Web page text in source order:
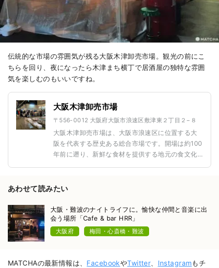
伝統的な市場の雰囲気が残る大阪木津卸売市場。観光の前にこ
ちらを回り、夜になったら木津まち横丁で居酒屋の独特な雰囲
気を楽しむのもいいですね。
大阪木津卸売市場
〒556-0012 大阪府大阪市浪速区敷津東２丁目２−８
大阪木津卸売市場は、大阪市浪速区に位置する大
阪を代表する歴史ある総合市場です。開場は約100
年前に遡り、新鮮な食材を提供する地元の食文化
く、観光客も気軽に訪れることができる市場とし
り、新鮮な野菜、果物、魚介類からお肉や調味料
まで幅広い商品が揃っています。特に新鮮な魚介
類が評判で、その場で楽しめる食事処も充実して
通の裏側を覗く卸売市場特有の雰囲気も楽しみの
あわせて読みたい
大阪・難波のナイトライフに。愉快な仲間と音楽に出
会う場所「Cafe & bar HRR」
大阪府 梅田・心斎橋・難波
MATCHAの最新情報は、 FacebookやTwitter Instagramもチ